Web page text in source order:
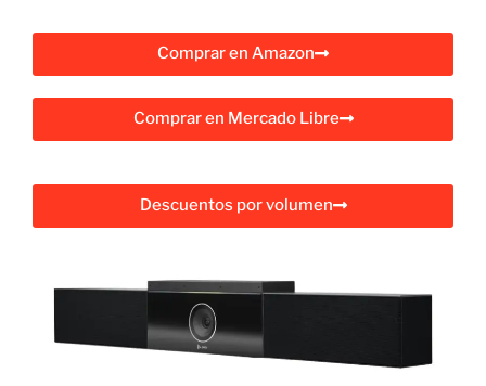
Comprar en Amazon
Comprar en Mercado Libre
Descuentos por volumen